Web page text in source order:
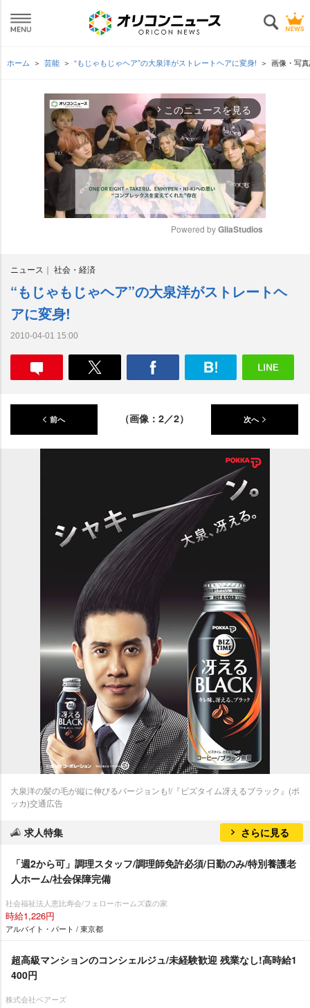
ホーム 芸能 “もじゃもじゃヘア”の大泉洋がストレートヘアに変身! 画像・写
arrow_forward_ios このニュースを見る
Powered by GliaStudios
ニュース 社会・経済
“もじゃもじゃヘア”の大泉洋がストレートヘ
アに変身!
2010-04-01 15:00
前へ （画像：2／2） 次へ
大泉洋の髪の毛が縦に伸びるバージョンも!/『ビズタイム冴えるブラック』(ポ
ッカ)交通広告
求人特集 さらに見る
「週2から可」調理スタッフ/調理師免許必須/日勤のみ/特別養護老
人ホーム/社会保障完備
社会福祉法人恵比寿会/フェローホームズ森の家
時給1,226円
アルバイト・パート / 東京都
超高級マンションのコンシェルジュ/未経験歓迎 残業なし!高時給1
400円
株式会社ベアーズ